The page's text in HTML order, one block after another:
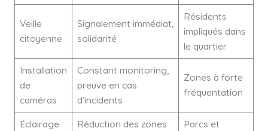
Veille
citoyenne
Signalement immédiat,
solidarité
Résidents
impliqués dans
le quartier
Installation
de
caméras
Constant monitoring,
preuve en cas
d’incidents
Zones à forte
fréquentation
Éclairage
Réduction des zones
Parcs et